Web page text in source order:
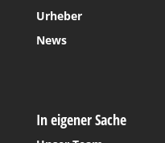
Urheber
News
In eigener Sache